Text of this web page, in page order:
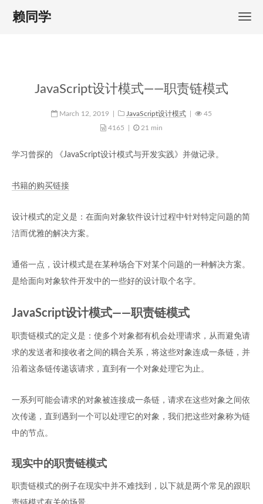
赖同学
JavaScript设计模式——职责链模式
March 12, 2019 JavaScript设计模式
45
4165
21 min
学习曾探的 《JavaScript设计模式与开发实践》并做记录。
书籍的购买链接
设计模式的定义是：在面向对象软件设计过程中针对特定问题的简
洁而优雅的解决方案。
通俗一点，设计模式是在某种场合下对某个问题的一种解决方案。
是给面向对象软件开发中的一些好的设计取个名字。
JavaScript设计模式——职责链模式
职责链模式的定义是：使多个对象都有机会处理请求，从而避免请
求的发送者和接收者之间的耦合关系，将这些对象连成一条链，并
沿着这条链传递该请求，直到有一个对象处理它为止。
一系列可能会请求的对象被连接成一条链，请求在这些对象之间依
次传递，直到遇到一个可以处理它的对象，我们把这些对象称为链
中的节点。
现实中的职责链模式
职责链模式的例子在现实中并不难找到，以下就是两个常见的跟职